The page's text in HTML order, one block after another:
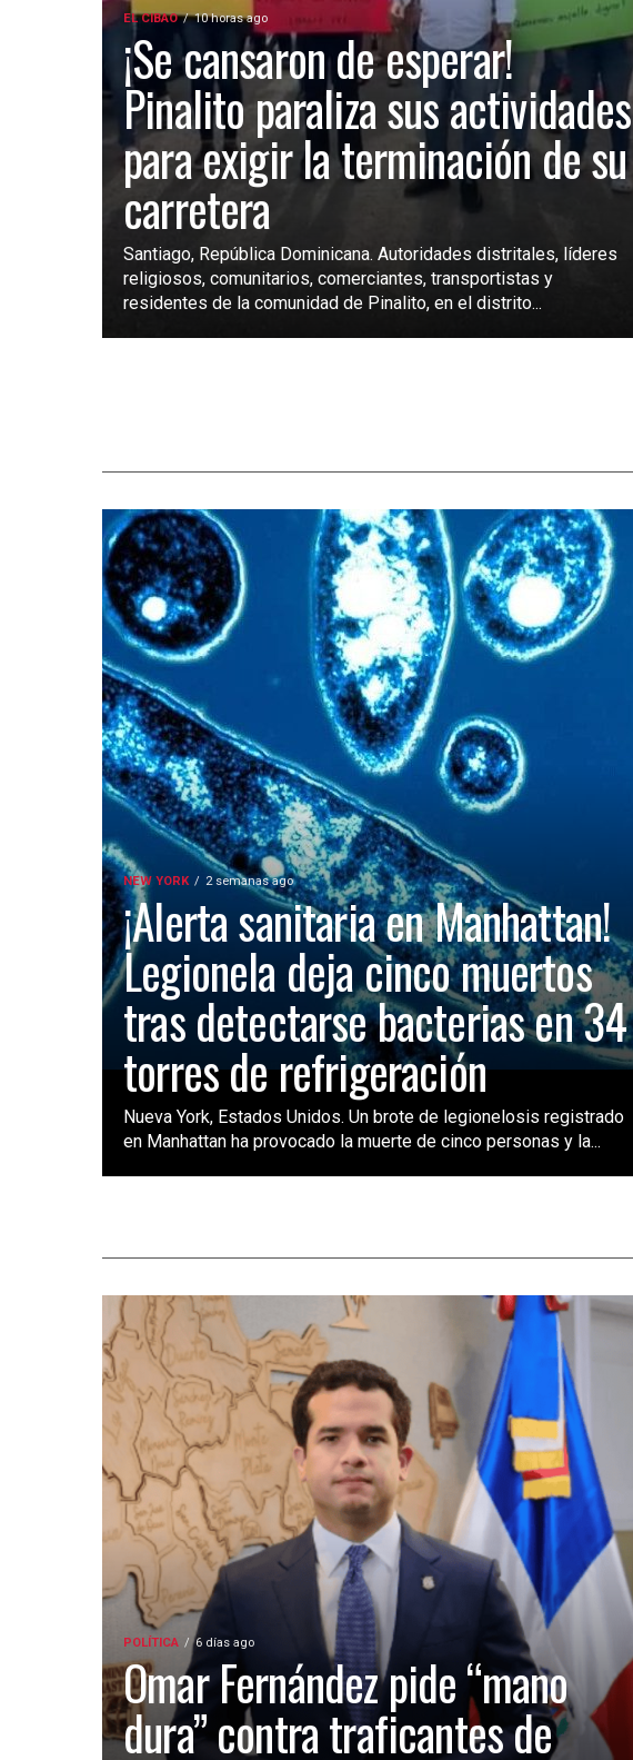
EL CIBAO 10 horas ago
¡Se cansaron de esperar!
Pinalito paraliza sus actividades
para exigir la terminación de su
carretera
Santiago, República Dominicana. Autoridades distritales, líderes
religiosos, comunitarios, comerciantes, transportistas y
residentes de la comunidad de Pinalito, en el distrito...
NEW YORK 2 semanas ago
¡Alerta sanitaria en Manhattan!
Legionela deja cinco muertos
tras detectarse bacterias en 34
torres de refrigeración
Nueva York, Estados Unidos. Un brote de legionelosis registrado
en Manhattan ha provocado la muerte de cinco personas y la...
POLÍTICA 6 días ago
Omar Fernández pide “mano
dura” contra traficantes de